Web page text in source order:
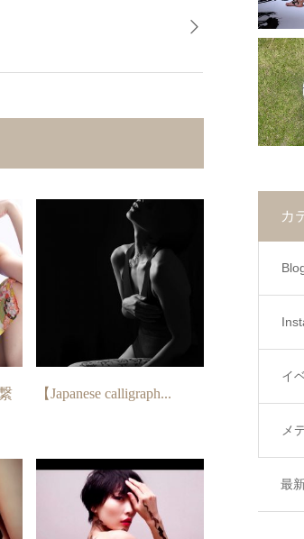
【Japanese calligraph...
カ
イ
メ
最